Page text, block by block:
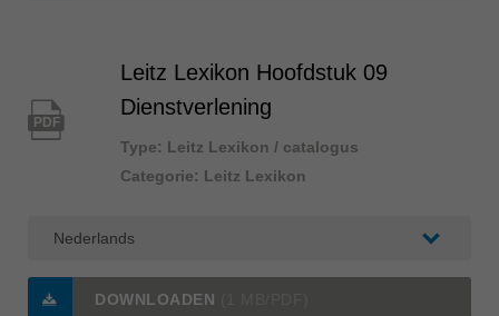
PDF
Leitz Lexikon Hoofdstuk 09
Dienstverlening
Type: Leitz Lexikon / catalogus
Categorie: Leitz Lexikon
DOWNLOADEN